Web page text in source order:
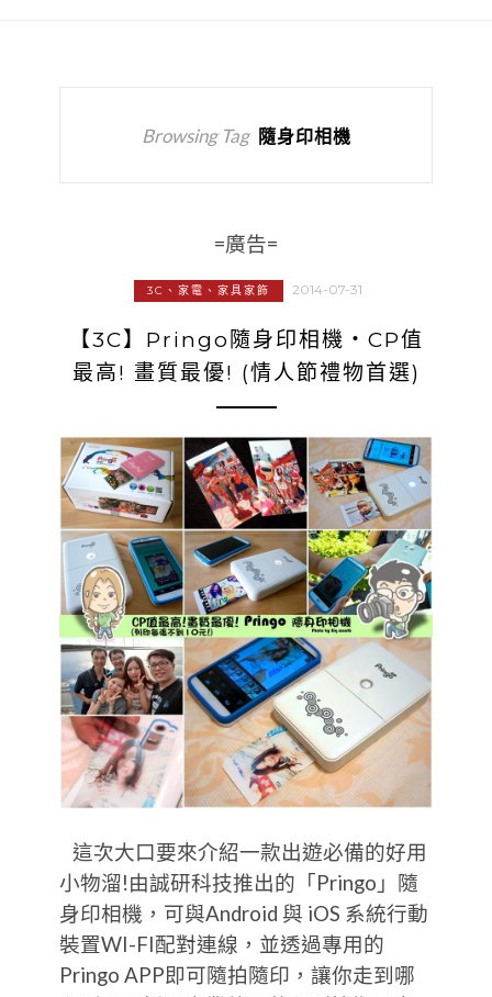
Browsing Tag 隨身印相機
=廣告=
3C、家電、家具家飾 2014-07-31
【3C】Pringo隨身印相機‧CP值
最高! 畫質最優! (情人節禮物首選)
這次大口要來介紹一款出遊必備的好用
小物溜!由誠研科技推出的「Pringo」隨
身印相機，可與Android 與 iOS 系統行動
裝置WI-FI配對連線，並透過專用的
Pringo APP即可隨拍隨印，讓你走到哪